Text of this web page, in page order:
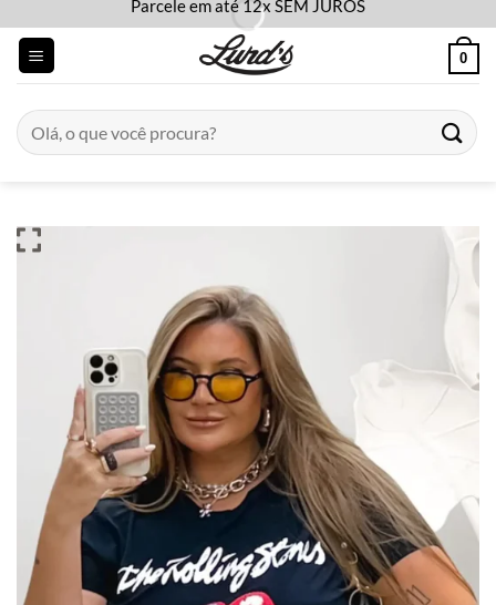
content
Parcele em até 12x SEM JUROS
0
Pesquisar
por: